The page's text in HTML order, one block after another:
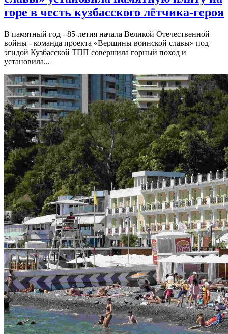
горе в честь кузбасского лётчика-героя
В памятный год - 85-летия начала Великой Отечественной
войны - команда проекта «Вершины воинской славы» под
эгидой Кузбасской ТПП совершила горный поход и
установила...